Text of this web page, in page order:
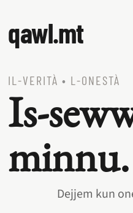
qawl.mt
IL‑VERITÀ • L‑ONESTÀ
minnu.
Dejjem kun